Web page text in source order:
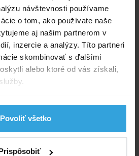
návštevnosti používame
o tom, ako používate naše
aj našim partnerom v
inzercie a analýzy. Títo partneri
skombinovať s ďalšími
alebo ktoré od vás získali,
Povoliť všetko
90 je vhodný predovšetkým pre menšie
do objemu 6m3.
> 5 ks
v stredu u vás
74,58 EUR